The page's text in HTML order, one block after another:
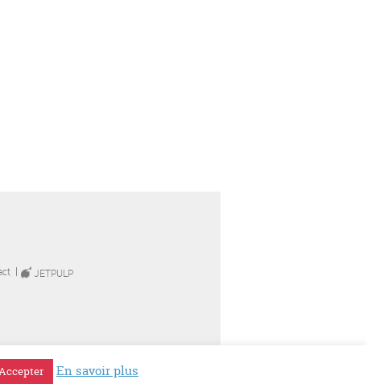
JETPULP
En savoir plus